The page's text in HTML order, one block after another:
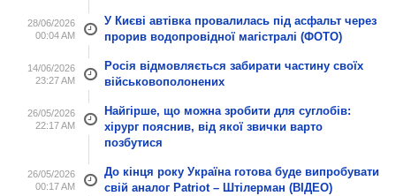
28/06/2026
00:04 AM
У Києві автівка провалилась під асфальт через
прорив водопровідної магістралі (ФОТО)
14/06/2026
23:27 AM
Росія відмовляється забирати частину своїх
військовополонених
26/05/2026
22:17 AM
Найгірше, що можна зробити для суглобів:
хірург пояснив, від якої звички варто
позбутися
26/05/2026
00:17 AM
До кінця року Україна готова буде випробувати
свій аналог Patriot – Штілерман (ВІДЕО)